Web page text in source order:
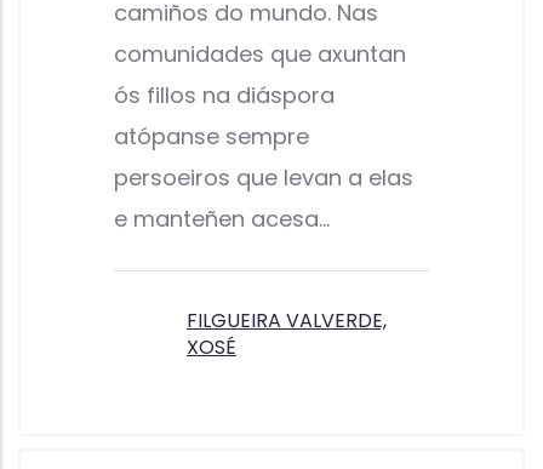
camiños do mundo. Nas
comunidades que axuntan
ós fillos na diáspora
atópanse sempre
persoeiros que levan a elas
e manteñen acesa…
FILGUEIRA VALVERDE,
XOSÉ